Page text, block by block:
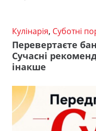
Кулінарія, Суботні
Перевертаєте
Сучасні
інакше